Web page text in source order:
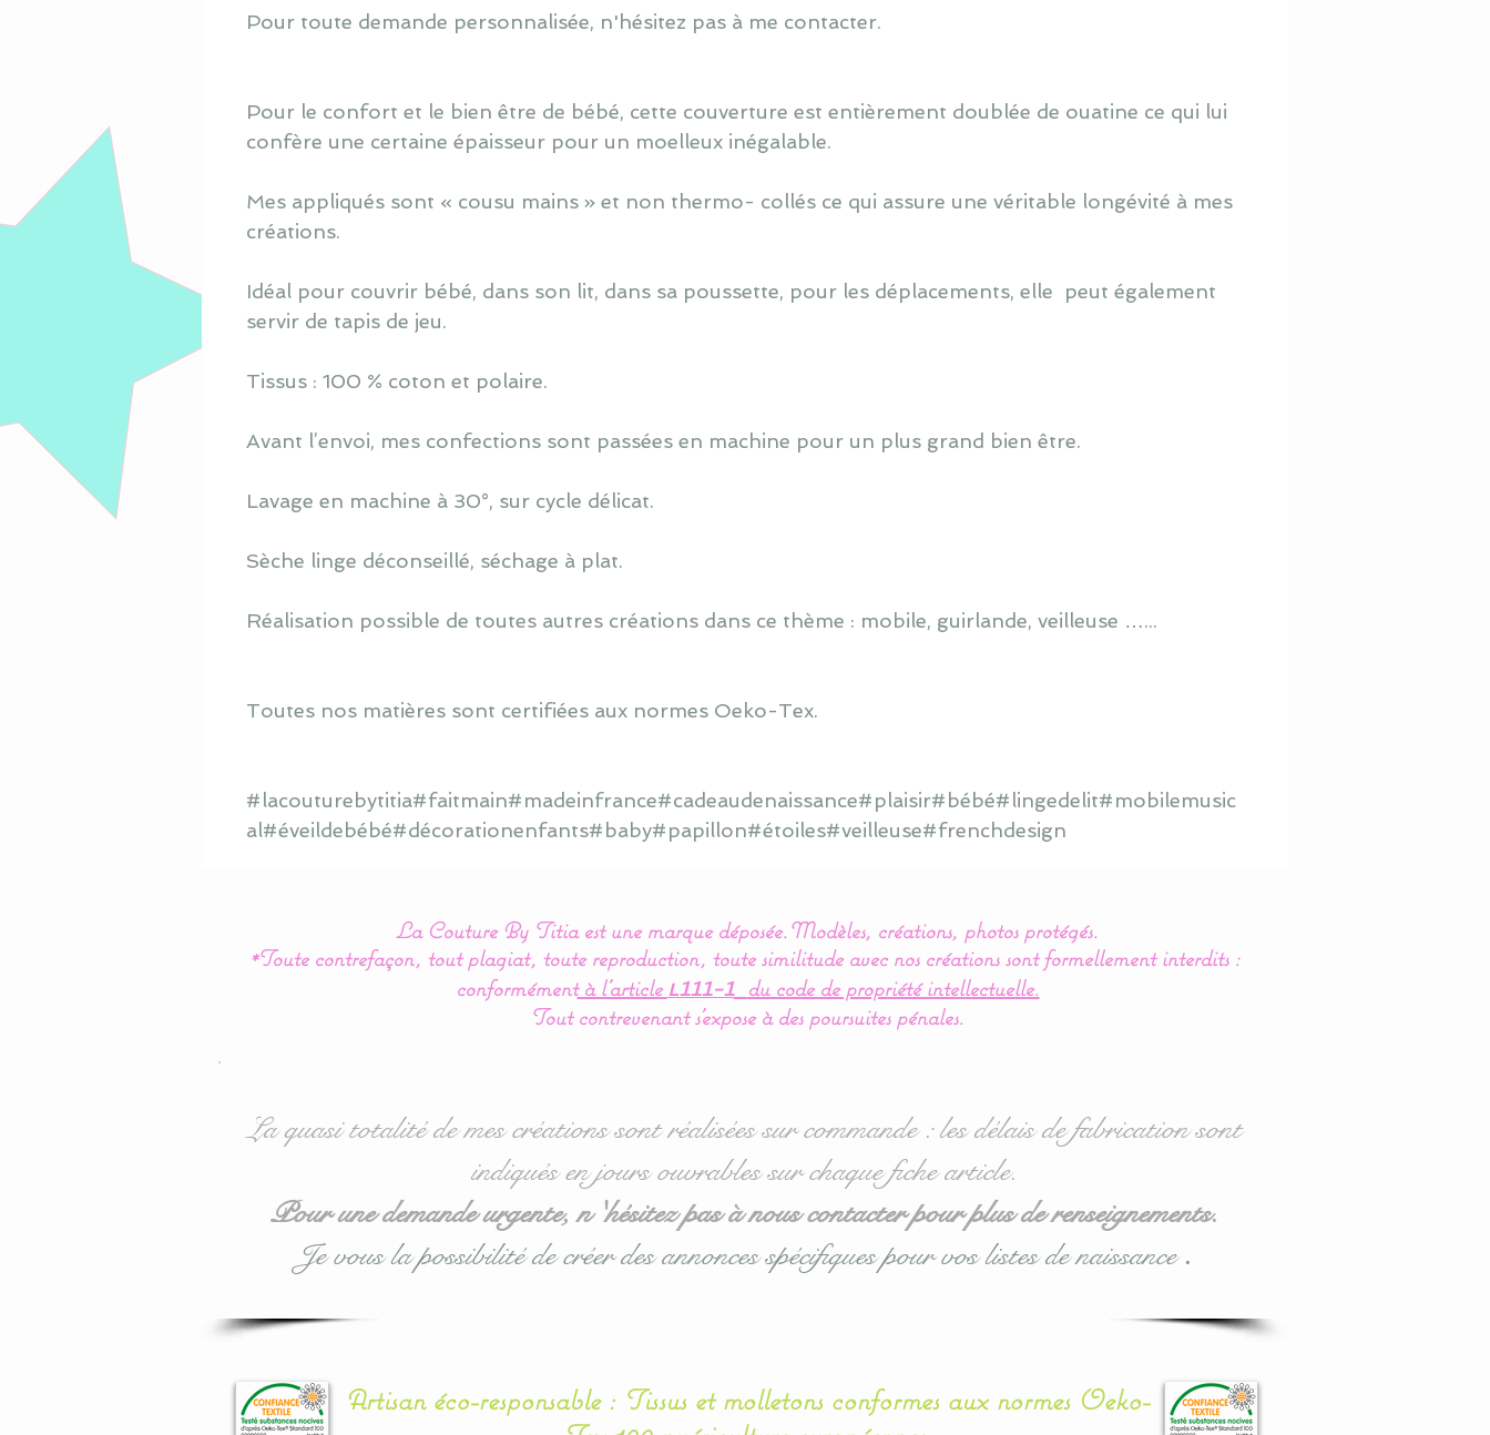
Pour toute demande personnalisée, n'hésitez pas à me contacter.
Pour le confort et le bien être de bébé, cette couverture est entièrement doublée de ouatine ce qui lui
confère une certaine épaisseur pour un moelleux inégalable.
Mes appliqués sont « cousu mains » et non thermo- collés ce qui assure une véritable longévité à mes
créations.
Idéal pour couvrir bébé, dans son lit, dans sa poussette, pour les déplacements, elle peut également
servir de tapis de jeu.
Tissus : 100 % coton et polaire.
Avant l’envoi, mes confections sont passées en machine pour un plus grand bien être.
Lavage en machine à 30°, sur cycle délicat.
Sèche linge déconseillé, séchage à plat.
Réalisation possible de toutes autres créations dans ce thème : mobile, guirlande, veilleuse …...
Toutes nos matières sont certifiées aux normes Oeko-Tex.
#lacouturebytitia#faitmain#madeinfrance#cadeaudenaissance#plaisir#bébé#lingedelit#mobilemusic
al#éveildebébé#décorationenfants#baby#papillon#étoiles#veilleuse#frenchdesign
La Couture By Titia est une marque déposée. Modèles, créations, photos protégés.
*Toute contrefaçon, tout plagiat, toute reproduction, toute similitude avec nos créations sont formellement interdits :
conformémentà l’article L111-1
du code de propriété intellectuelle.
Tout contrevenant s'expose à des poursuites pénales.
La quasi totalité de mes créations sont réalisées sur commande : les délais de fabrication sont
indiqués en jours ouvrables sur chaque fiche article.
Pour une demande urgente, n 'hésitez pas à nous contacter pour plus de renseignements.
Je vous la possibilité de créer des annonces spécifiques pour vos listes de naissance.
Artisan éco-responsable : Tissus et molletons conformes aux normes Oeko-